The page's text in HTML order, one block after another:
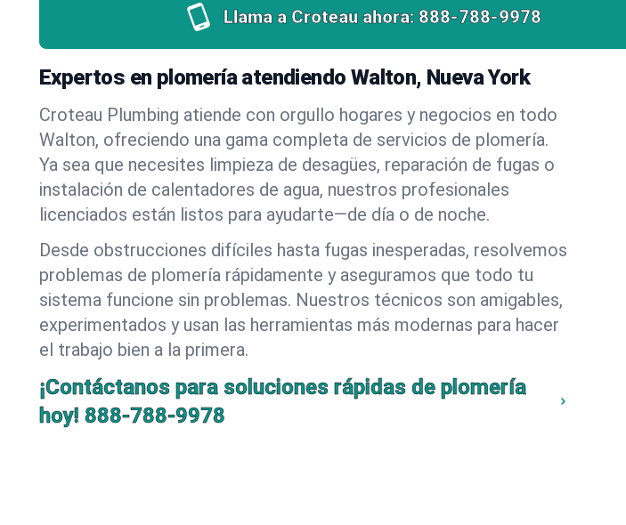
Llama a Croteau ahora: 888-788-9978
Expertos en plomería atendiendo Walton, Nueva York
Croteau Plumbing atiende con orgullo hogares y negocios en todo
Walton, ofreciendo una gama completa de servicios de plomería.
Ya sea que necesites limpieza de desagües, reparación de fugas o
instalación de calentadores de agua, nuestros profesionales
licenciados están listos para ayudarte—de día o de noche.
Desde obstrucciones difíciles hasta fugas inesperadas, resolvemos
problemas de plomería rápidamente y aseguramos que todo tu
sistema funcione sin problemas. Nuestros técnicos son amigables,
experimentados y usan las herramientas más modernas para hacer
el trabajo bien a la primera.
¡Contáctanos para soluciones rápidas de plomería
hoy! 888-788-9978